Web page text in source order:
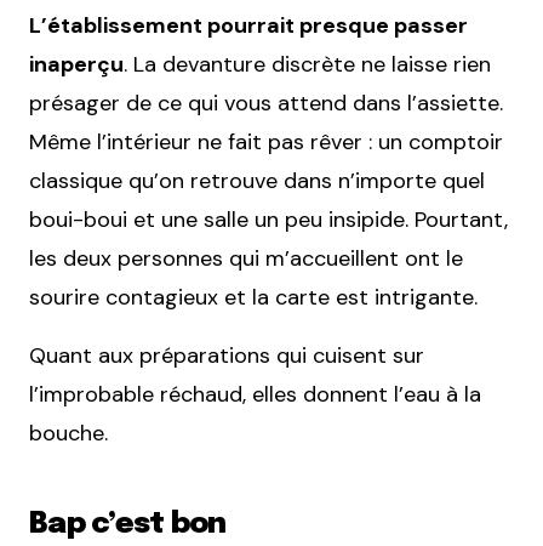
L’établissement pourrait presque passer
inaperçu. La devanture discrète ne laisse rien
présager de ce qui vous attend dans l’assiette.
Même l’intérieur ne fait pas rêver : un comptoir
classique qu’on retrouve dans n’importe quel
boui-boui et une salle un peu insipide. Pourtant,
les deux personnes qui m’accueillent ont le
sourire contagieux et la carte est intrigante.
Quant aux préparations qui cuisent sur
l’improbable réchaud, elles donnent l’eau à la
bouche.
Bap c’est bon